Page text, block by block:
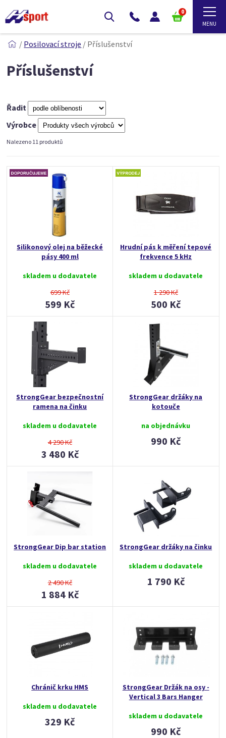
0
/ Posilovací stroje / Příslušenství
Příslušenství
Řadit
Výrobce
Nalezeno 11 produktů
Silikonový olej na běžecké
pásy 400 ml
skladem u dodavatele
699 Kč
599 Kč
Hrudní pás k měření tepové
frekvence 5 kHz
skladem u dodavatele
1 290 Kč
500 Kč
StrongGear bezpečnostní
ramena na činku
skladem u dodavatele
4 290 Kč
3 480 Kč
StrongGear držáky na
kotouče
na objednávku
990 Kč
StrongGear Dip bar station
skladem u dodavatele
2 490 Kč
1 884 Kč
StrongGear držáky na činku
skladem u dodavatele
1 790 Kč
Chránič krku HMS
skladem u dodavatele
329 Kč
StrongGear Držák na osy -
Vertical 3 Bars Hanger
skladem u dodavatele
990 Kč